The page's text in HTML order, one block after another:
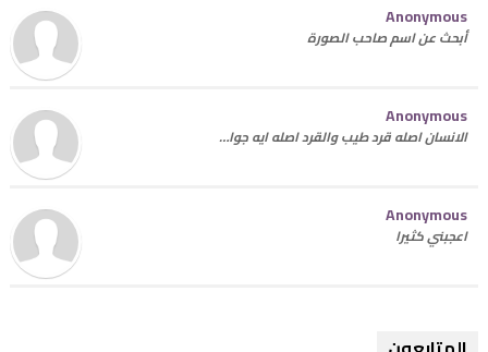
Anonymous
أبحث عن اسم صاحب الصورة
Anonymous
الانسان اصله قرد طيب والقرد اصله ايه جوا…
Anonymous
اعجبني كثيرا